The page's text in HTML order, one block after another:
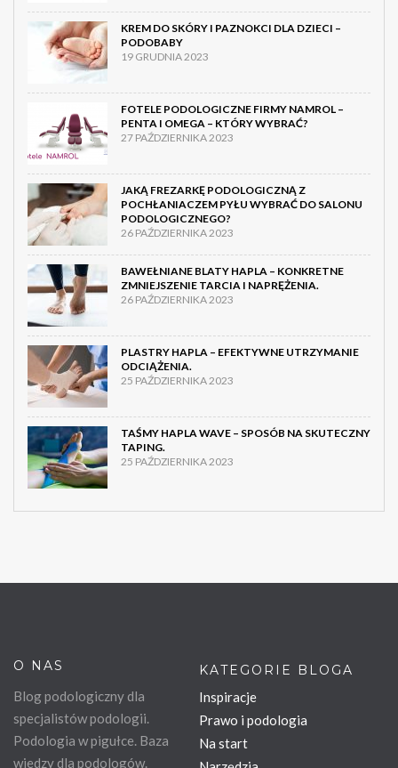
KREM DO SKÓRY I PAZNOKCI DLA DZIECI –
PODOBABY
19 GRUDNIA 2023
FOTELE PODOLOGICZNE FIRMY NAMROL –
PENTA I OMEGA – KTÓRY WYBRAĆ?
27 PAŹDZIERNIKA 2023
JAKĄ FREZARKĘ PODOLOGICZNĄ Z
POCHŁANIACZEM PYŁU WYBRAĆ DO SALONU
PODOLOGICZNEGO?
26 PAŹDZIERNIKA 2023
BAWEŁNIANE BLATY HAPLA – KONKRETNE
ZMNIEJSZENIE TARCIA I NAPRĘŻENIA.
26 PAŹDZIERNIKA 2023
PLASTRY HAPLA – EFEKTYWNE UTRZYMANIE
ODCIĄŻENIA.
25 PAŹDZIERNIKA 2023
TAŚMY HAPLA WAVE – SPOSÓB NA SKUTECZNY
TAPING.
25 PAŹDZIERNIKA 2023
O NAS
Blog podologiczny dla
specjalistów podologii.
Podologia w pigułce. Baza
wiedzy dla podologów.
KATEGORIE BLOGA
Inspiracje
Prawo i podologia
Na start